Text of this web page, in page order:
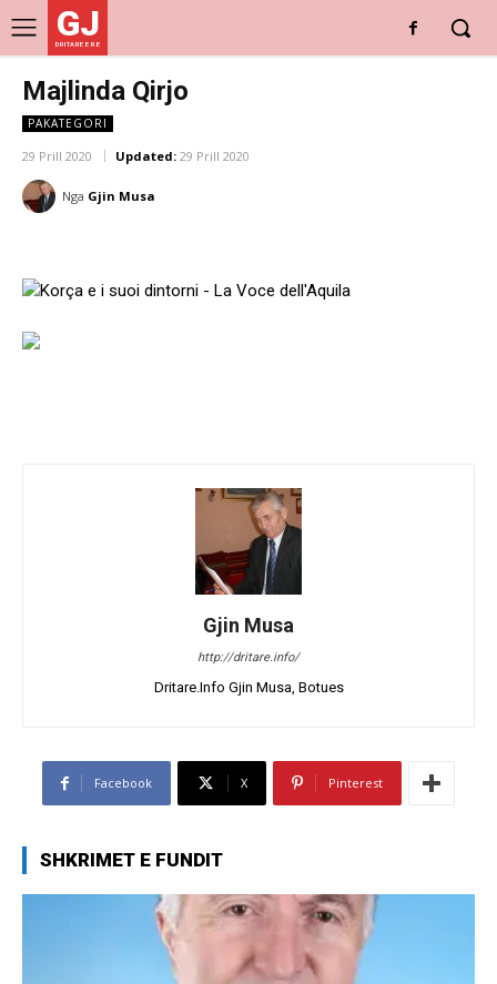
GJ
DRITARE E RE
Majlinda Qirjo
PAKATEGORI
29 Prill 2020 Updated: 29 Prill 2020
Nga Gjin Musa
Gjin Musa
http://dritare.info/
Dritare.Info Gjin Musa, Botues
Facebook X Pinterest
SHKRIMET E FUNDIT